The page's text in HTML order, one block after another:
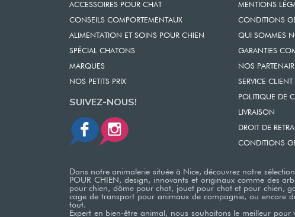
ACCESSOIRES POUR CHAT
CONSEILS COMPORTEMENTAUX
ALIMENTATION ET SOINS POUR CHIEN
SPÉCIAL CHATONS
MARQUES
NOS PETITS PRIX
SUIVEZ-NOUS!
MENTIONS
CONDITIONS
QUI SOMMES
GARANTIES
NOS
SERVICE CLIENT
POLITIQUE DE
LIVRAISON
DROIT DE
CONDITIONS
Dans notre animalerie située à Nice, découvrez notre sélection
POUR CHIEN, design, innovants et originaux comme des
pour chien, dôme pour chat, jouet pour chat et pour chien,
cage de transport pour animaux de compagnie, ou encore
tout.
Expert en bien-être animal, nous souhaitons le meilleur pour